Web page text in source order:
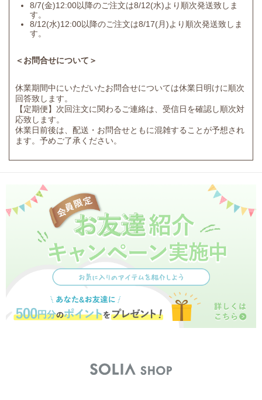
8/7(金)12:00以降のご注文は8/12(水)より順次発送致しま
す。
8/12(水)12:00以降のご注文は8/17(月)より順次発送致しま
す。
＜お問合せについて＞
休業期間中にいただいたお問合せについては休業日明けに順次
回答致します。
【定期便】次回注文に関わるご連絡は、受信日を確認し順次対
応致します。
休業日前後は、配送・お問合せともに混雑することが予想され
ます。予めご了承ください。